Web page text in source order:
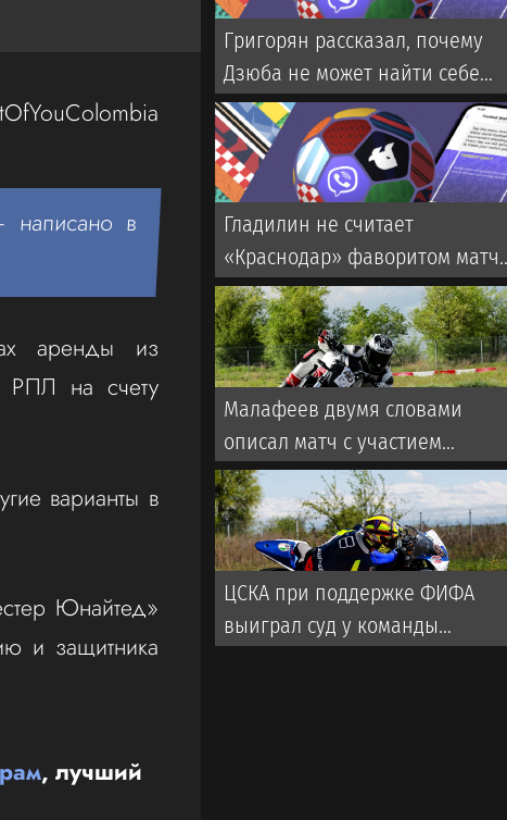
в
аренды из
РПЛ на счету
варианты в
Юнайтед»
и защитника
, лучший
Григорян рассказал, почему
Дзюба не может найти себе
команду в РПЛ
Гладилин не считает
«Краснодар» фаворитом
со «Спартаком» в РПЛ
Малафеев двумя словами
описал матч с участием
ветеранов «Зенита». Во время
игры использовалась
пиротехника
ЦСКА при поддержке ФИФА
выиграл суд у команды